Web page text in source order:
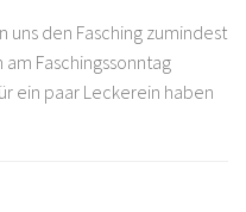
uns den Fasching zumindest
Faschingssonntag
ein paar Leckerein haben